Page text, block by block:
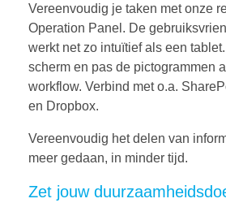
Vereenvoudig je taken met onze
Operation Panel. De
werkt net zo intuïtief als een
scherm en pas de pictogrammen
workflow. Verbind met o.a.
en Dropbox.
Vereenvoudig het delen van
meer gedaan, in minder tijd.
Zet jouw